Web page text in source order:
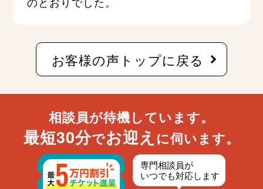
お客様の声トップに戻る
相談員が待機しています。
最短30分でお迎え に伺います。